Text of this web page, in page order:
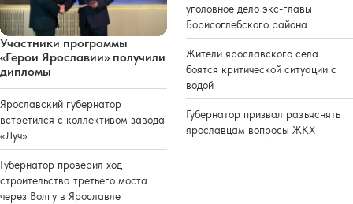
Участники программы
«Герои Ярославии» получили
дипломы
Ярославский губернатор
встретился с коллективом завода
«Луч»
Губернатор проверил ход
строительства третьего моста
через Волгу в Ярославле
уголовное дело экс-главы
Борисоглебского района
Жители ярославского села
боятся критической ситуации с
водой
Губернатор призвал разъяснять
ярославцам вопросы ЖКХ